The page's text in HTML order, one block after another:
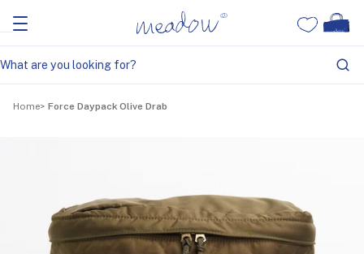
Home Force Daypack Olive Drab